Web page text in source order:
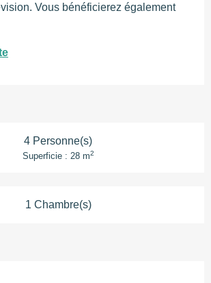
Vous bénéficierez également
4 Personne(s)
Superficie : 28 m2
1 Chambre(s)